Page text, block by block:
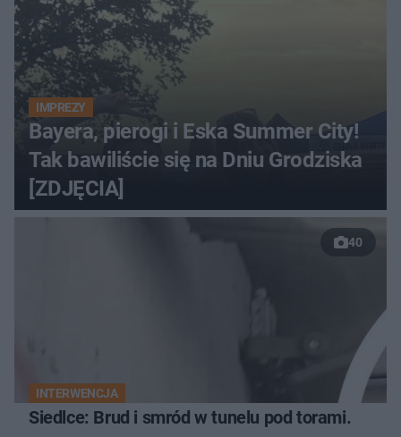
IMPREZY
Bayera, pierogi i Eska Summer City!
Tak bawiliście się na Dniu Grodziska
[ZDJĘCIA]
40
INTERWENCJA
Siedlce: Brud i smród w tunelu pod torami.